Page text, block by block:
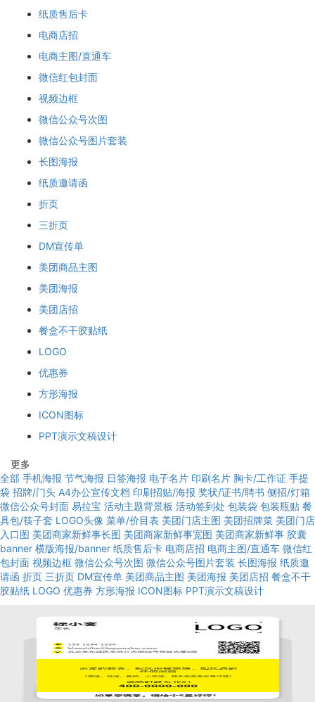
纸质售后卡
电商店招
电商主图/直通车
微信红包封面
视频边框
微信公众号次图
微信公众号图片套装
长图海报
纸质邀请函
折页
三折页
DM宣传单
美团商品主图
美团海报
美团店招
餐盒不干胶贴纸
LOGO
优惠券
方形海报
ICON图标
PPT演示文稿设计
更多
全部 手机海报 节气海报 日签海报 电子名片 印刷名片 胸卡/工作证 手提
袋 招牌/门头 A4办公宣传文档 印刷招贴/海报 奖状/证书/聘书 侧招/灯箱
微信公众号封面 易拉宝 活动主题背景板 活动签到处 包装袋 包装瓶贴 餐
具包/筷子套 LOGO头像 菜单/价目表 美团门店主图 美团招牌菜 美团门店
入口图 美团商家新鲜事长图 美团商家新鲜事宽图 美团商家新鲜事 胶囊
banner 横版海报/banner 纸质售后卡 电商店招 电商主图/直通车 微信红
包封面 视频边框 微信公众号次图 微信公众号图片套装 长图海报 纸质邀
请函 折页 三折页 DM宣传单 美团商品主图 美团海报 美团店招 餐盒不干
胶贴纸 LOGO 优惠券 方形海报 ICON图标 PPT演示文稿设计